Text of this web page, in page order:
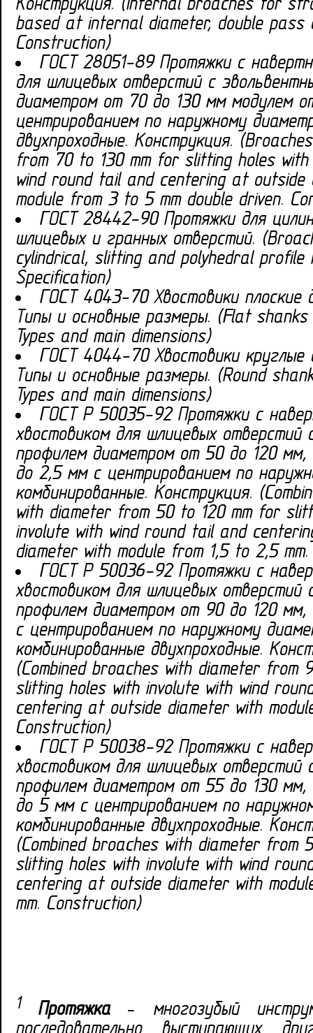
based at internal diameter, double pass
Construction)
ГОСТ 28051-89 Протяжки с
для шлицевых отверстий с
диаметром от 70 до 130 мм модулем
центрированием по наружному
двухпроходные. Конструкция.
from 70 to 130 mm for slitting holes with
wind round tail and centering at outside
module from 3 to 5 mm double driven.
ГОСТ 28442-90 Протяжки для
шлицевых и гранных отверстий.
cylindrical, slitting and polyhedral profile
Specification)
ГОСТ 4043-70 Хвостовики плоские
Типы и основные размеры. (Flat
Types and main dimensions)
ГОСТ 4044-70 Хвостовики круглые
Типы и основные размеры. (Round
Types and main dimensions)
ГОСТ Р 50035-92 Протяжки с
хвостовиком для шлицевых отверстий
профилем диаметром от 50 до 120 мм,
до 2,5 мм с центрированием по
комбинированные. Конструкция.
with diameter from 50 to 120 mm for
involute with wind round tail and
diameter with module from 1,5 to 2,5
ГОСТ Р 50036-92 Протяжки с
хвостовиком для шлицевых отверстий
профилем диаметром от 90 до 120
с центрированием по наружному
комбинированные двухпроходные.
(Combined broaches with diameter from
slitting holes with involute with wind
centering at outside diameter with
Construction)
ГОСТ Р 50038-92 Протяжки с
хвостовиком для шлицевых отверстий
профилем диаметром от 55 до 130
до 5 мм с центрированием по
комбинированные двухпроходные.
(Combined broaches with diameter from
slitting holes with involute with wind
centering at outside diameter with
mm. Construction)
1 Протяжка– многозубый
последовательно выступающих